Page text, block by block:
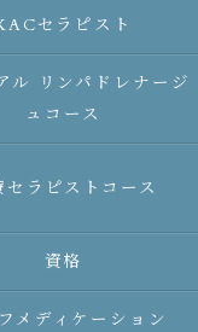
セラピスト
ル リンパドレナージ
ュコース
セラピストコース
資格
メディケーション